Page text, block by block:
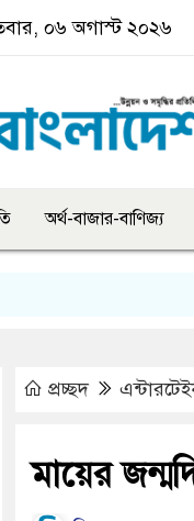
০৬ অগাস্ট ২০২৬
অর্থ-বাজার-বাণিজ্য
প্রচ্ছদ
মায়ের